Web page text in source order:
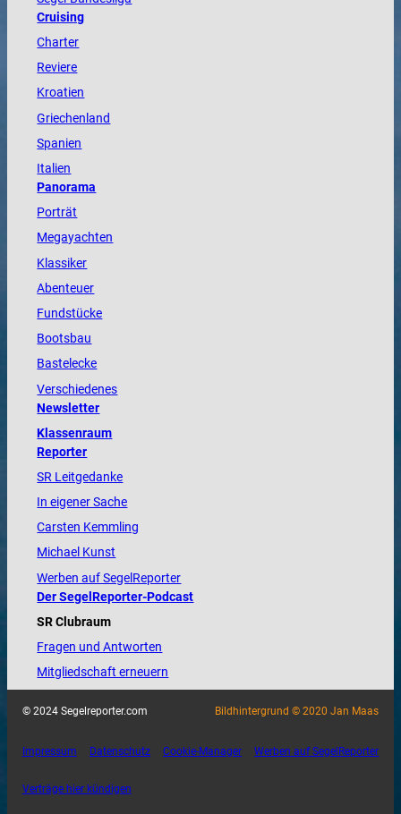
Cruising
Charter
Reviere
Kroatien
Griechenland
Spanien
Italien
Panorama
Porträt
Megayachten
Klassiker
Abenteuer
Fundstücke
Bootsbau
Bastelecke
Verschiedenes
Newsletter
Klassenraum
Reporter
SR Leitgedanke
In eigener Sache
Carsten Kemmling
Michael Kunst
Werben auf SegelReporter
Der SegelReporter-Podcast
SR Clubraum
Fragen und Antworten
Mitgliedschaft erneuern
© 2024 Segelreporter.com Bildhintergrund © 2020 Jan Maas
Impressum Datenschutz Cookie-Manager Werben auf SegelReporter
Verträge hier kündigen